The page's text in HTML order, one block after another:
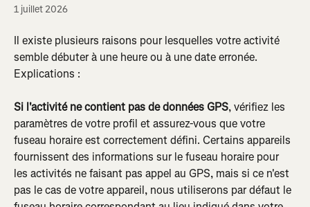
1 juillet 2026
Il existe plusieurs raisons pour lesquelles votre activité
semble débuter à une heure ou à une date erronée.
Explications :
Si l'activité ne contient pas de données GPS, vérifiez les
paramètres de votre profil et assurez-vous que votre
fuseau horaire est correctement défini. Certains appareils
fournissent des informations sur le fuseau horaire pour
les activités ne faisant pas appel au GPS, mais si ce n'est
pas le cas de votre appareil, nous utiliserons par défaut le